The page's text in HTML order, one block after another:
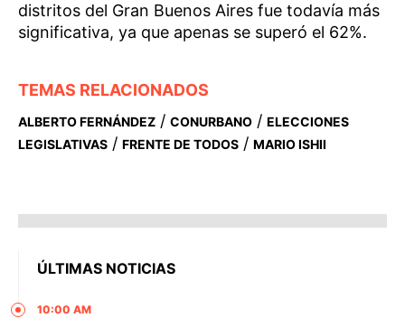
distritos del Gran Buenos Aires fue todavía más
significativa, ya que apenas se superó el 62%.
TEMAS RELACIONADOS
ALBERTO FERNÁNDEZ / CONURBANO / ELECCIONES
LEGISLATIVAS / FRENTE DE TODOS / MARIO ISHII
ÚLTIMAS NOTICIAS
10:00 AM